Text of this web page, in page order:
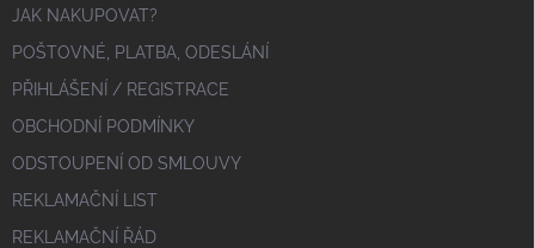
JAK NAKUPOVAT?
POŠTOVNÉ, PLATBA, ODESLÁNÍ
PŘIHLÁŠENÍ / REGISTRACE
OBCHODNÍ PODMÍNKY
ODSTOUPENÍ OD SMLOUVY
REKLAMAČNÍ LIST
REKLAMAČNÍ ŘÁD